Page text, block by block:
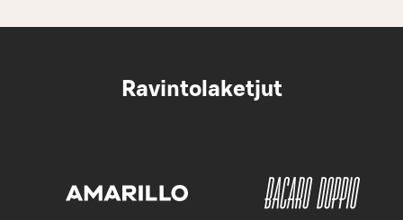
Ravintolaketjut